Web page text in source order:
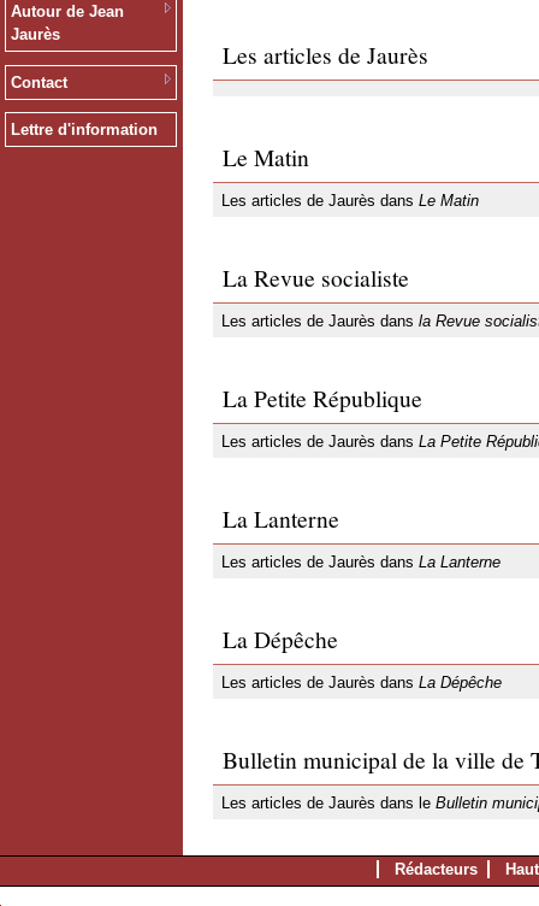
Autour de Jean
Jaurès
Contact
Lettre d'information
Les articles de Jaurès
Le Matin
Les articles de Jaurès dans Le Matin
La Revue socialiste
Les articles de Jaurès dans la Revue
La Petite République
Les articles de Jaurès dans La Petite
La Lanterne
Les articles de Jaurès dans La Lanterne
La Dépêche
Les articles de Jaurès dans La Dépêche
Bulletin municipal de la ville de
Les articles de Jaurès dans le Bulletin
Rédacteurs